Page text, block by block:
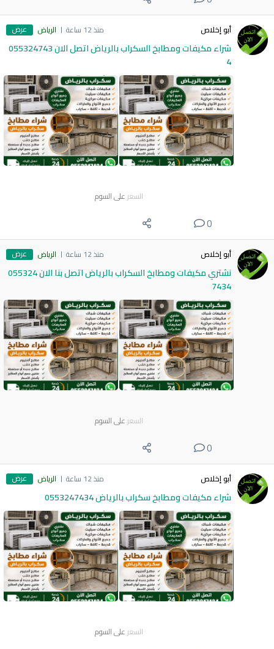
أبو إخلاص منذ 12 ساعة الرياض عرض
شراء مكيفات ومطابخ السكراب بالرياض اتصل الان 055324743
4
السعر على السوم
0
أبو إخلاص منذ 12 ساعة الرياض عرض
نشتري مكيفات ومطابخ السكراب بالرياض اتصل بنا الان 055324
7434
السعر على السوم
0
أبو إخلاص منذ 12 ساعة الرياض عرض
شراء مكيفات ومطابخ سكراب بالرياض 0553247434
السعر على السوم